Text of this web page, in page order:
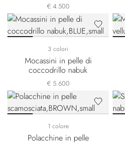
€ 4.500
3 colori
Mocassini in pelle di
coccodrillo nabuk
€ 5.600
1 colore
Polacchine in pelle